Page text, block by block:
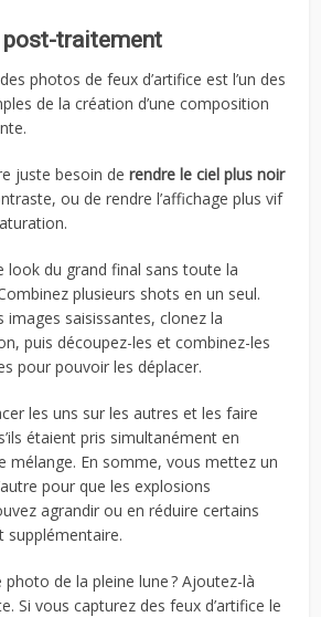
traitement
photos de feux d’artifice est l’un des
de la création d’une composition
juste besoin derendre le ciel plus noir
ou de rendre l’affichage plus vif
look du grand final sans toute la
plusieurs shots en un seul.
images saisissantes, clonez la
puis découpez-les et combinez-les
pour pouvoir les déplacer.
les uns sur les autres et les faire
étaient pris simultanément en
mélange. En somme, vous mettez un
pour que les explosions
agrandir ou en réduire certains
supplémentaire.
photo de la pleine lune ? Ajoutez-là
Si vous capturez des feux d’artifice le